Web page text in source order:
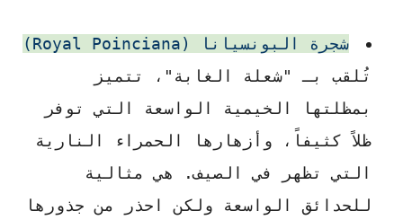
شجرة البونسيانا (Royal Poinciana)
تُلقب بـ "شعلة الغابة"، تتميز
بمظلتها الخيمية الواسعة التي توفر
ظلاً كثيفاً، وأزهارها الحمراء النارية
التي تظهر في الصيف. هي مثالية
للحدائق الواسعة ولكن احذر من جذورها